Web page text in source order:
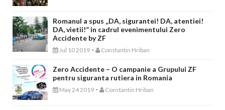
Romanul a spus „DA, sigurantei! DA, atentiei!
DA, vietii!” in cadrul evenimentului Zero
Accidente by ZF
Jul 10 2019 - Constantin Hriban
Zero Accidente – O campanie a Grupului ZF
pentru siguranta rutiera in Romania
May 24 2019 - Constantin Hriban